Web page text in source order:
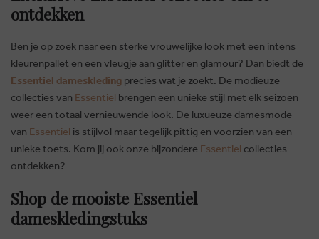
ontdekken
Ben je op zoek naar een sterke vrouwelijke look met een intens
kleurenpallet en een vleugje aan glitter en glamour? Dan biedt de
Essentiel dameskleding precies wat je zoekt. De modieuze
collecties van Essentiel brengen een unieke stijl met elk seizoen
weer een totaal vernieuwende look. De luxueuze damesmode
van Essentiel is stijlvol maar tegelijk pittig en voorzien van een
unieke toets. Kom jij ook onze bijzondere Essentiel collecties
ontdekken?
Shop de mooiste Essentiel
dameskledingstuks